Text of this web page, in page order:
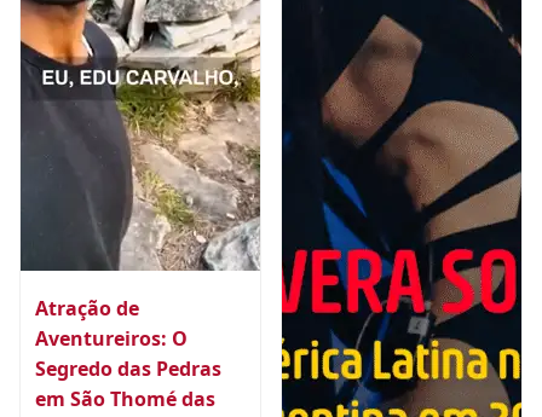
Atração de
Aventureiros: O
Segredo das Pedras
em São Thomé das